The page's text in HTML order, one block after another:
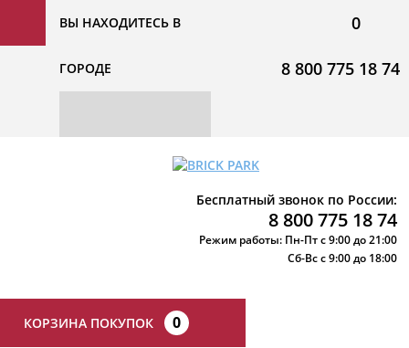
ВЫ НАХОДИТЕСЬ В
ГОРОДЕ
0
8 800 775 18 74
Бесплатный звонок по России:
8 800 775 18 74
Режим работы: Пн-Пт с 9:00 до 21:00
Сб-Вс с 9:00 до 18:00
КОРЗИНА ПОКУПОК 0